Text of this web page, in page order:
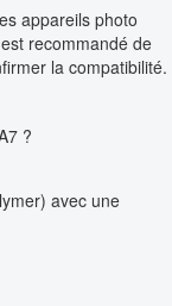
appareils photo
recommandé de
la compatibilité.
?
avec une